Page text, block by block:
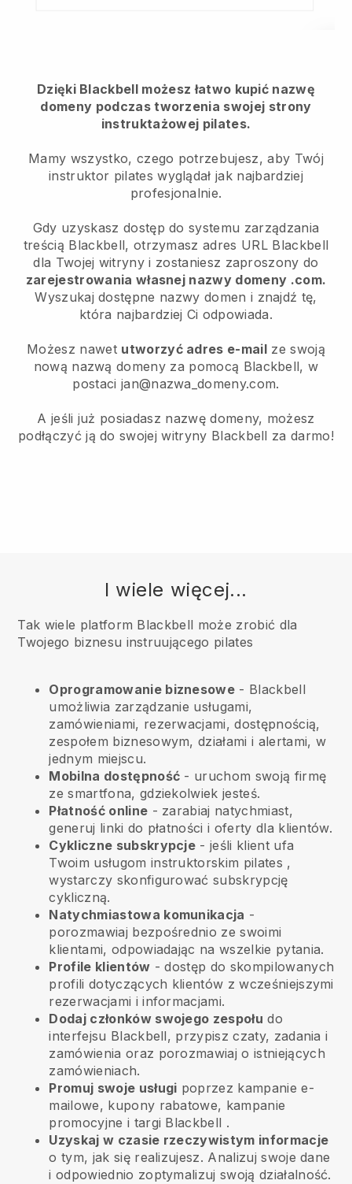
Dzięki Blackbell możesz łatwo kupić nazwę
domeny podczas tworzenia swojej strony
instruktażowej pilates.
Mamy wszystko, czego potrzebujesz, aby Twój
instruktor pilates wyglądał jak najbardziej
profesjonalnie.
Gdy uzyskasz dostęp do systemu zarządzania
treścią Blackbell, otrzymasz adres URL Blackbell
dla Twojej witryny i zostaniesz zaproszony do
zarejestrowania własnej nazwy domeny .com.
Wyszukaj dostępne nazwy domen i znajdź tę,
która najbardziej Ci odpowiada.
Możesz nawet utworzyć adres e-mail ze swoją
nową nazwą domeny za pomocą Blackbell, w
postaci jan@nazwa_domeny.com.
A jeśli już posiadasz nazwę domeny, możesz
podłączyć ją do swojej witryny Blackbell za darmo!
I wiele więcej...
Tak wiele platform Blackbell może zrobić dla
Twojego biznesu instruującego pilates
Oprogramowanie biznesowe - Blackbell
umożliwia zarządzanie usługami,
zamówieniami, rezerwacjami, dostępnością,
zespołem biznesowym, działami i alertami, w
jednym miejscu.
Mobilna dostępność - uruchom swoją firmę
ze smartfona, gdziekolwiek jesteś.
Płatność online - zarabiaj natychmiast,
generuj linki do płatności i oferty dla klientów.
Cykliczne subskrypcje -jeśli klient ufa
Twoim usługom instruktorskim pilates ,
wystarczy skonfigurować subskrypcję
cykliczną.
Natychmiastowa komunikacja -
porozmawiaj bezpośrednio ze swoimi
klientami, odpowiadając na wszelkie pytania.
Profile klientów - dostęp do skompilowanych
profili dotyczących klientów z wcześniejszymi
rezerwacjami i informacjami.
Dodaj członków swojego zespołu do
interfejsu Blackbell, przypisz czaty, zadania i
zamówienia oraz porozmawiaj o istniejących
zamówieniach.
Promuj swoje usługi poprzez kampanie e-
mailowe, kupony rabatowe, kampanie
promocyjne i targi Blackbell .
Uzyskaj w czasie rzeczywistym informacje
o tym, jak się realizujesz. Analizuj swoje dane
i odpowiednio zoptymalizuj swoją działalność.